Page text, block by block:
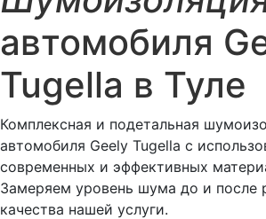
автомобиля
Tugella в Туле
Комплексная и подетальная
автомобиля Geely Tugella с
современных и эффективных
Замеряем уровень шума до и после
качества нашей услуги.